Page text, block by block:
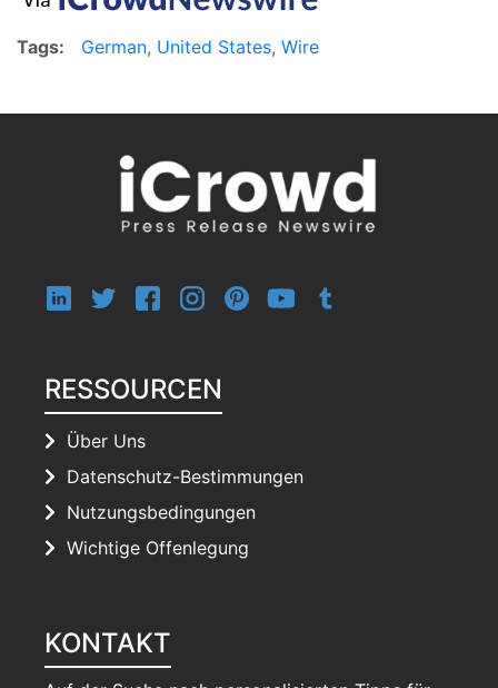
Tags: German, United States, Wire
RESSOURCEN
Über Uns
Datenschutz-Bestimmungen
Nutzungsbedingungen
Wichtige Offenlegung
KONTAKT